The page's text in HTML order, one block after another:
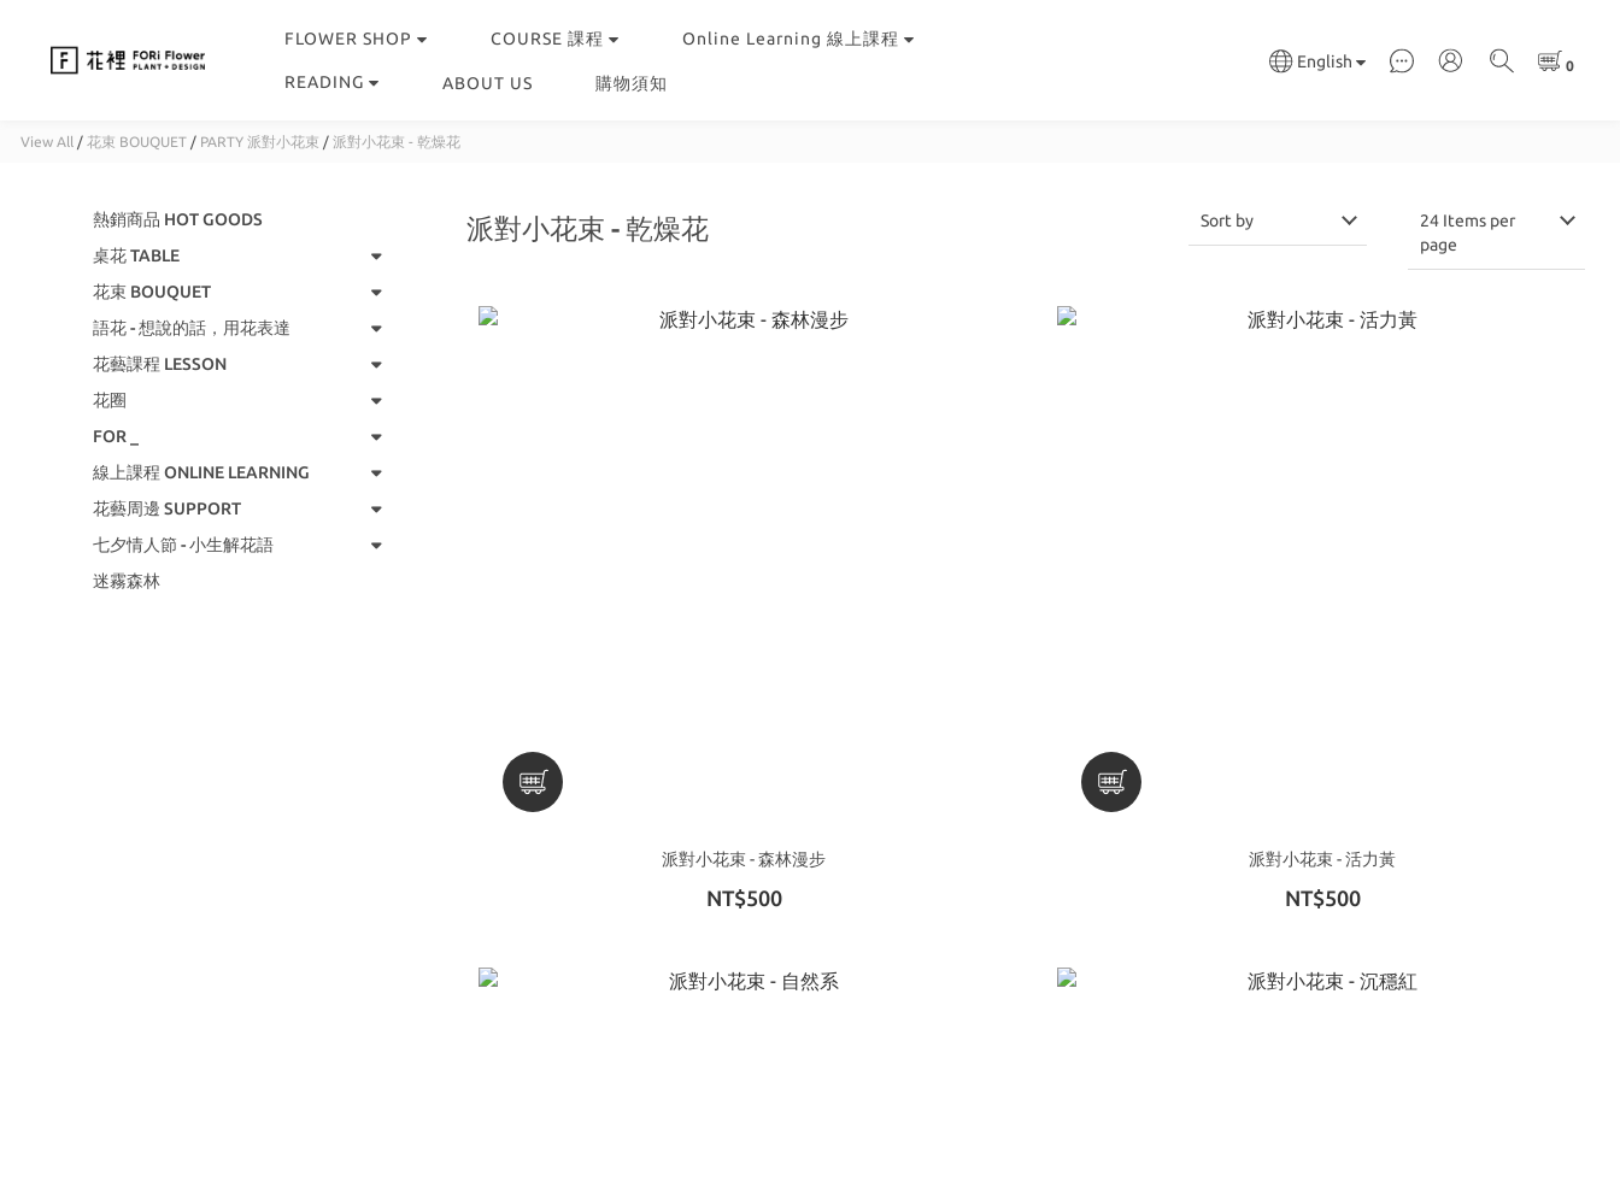
FLOWER SHOP COURSE 課程 Online Learning 線上課程
READING ABOUT US 購物須知
English
View All / 花束 BOUQUET / PARTY 派對小花束 / 派對小花束 - 乾燥花
熱銷商品 HOT GOODS
桌花 TABLE
花束 BOUQUET
語花 - 想說的話，用花表達
花藝課程 LESSON
花圈
FOR _
線上課程 ONLINE LEARNING
花藝周邊 SUPPORT
七夕情人節 - 小生解花語
迷霧森林
派對小花束 - 乾燥花 Sort by
24 Items per
page
派對小花束 - 森林漫步
NT$500
派對小花束 - 活力黃
NT$500